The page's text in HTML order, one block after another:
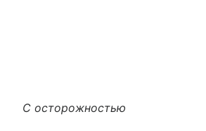
С осторожностью